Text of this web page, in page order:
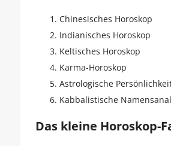
Chinesisches Horoskop
Indianisches Horoskop
Keltisches Horoskop
Karma-Horoskop
Astrologische
Kabbalistische
Das kleine Horoskop-